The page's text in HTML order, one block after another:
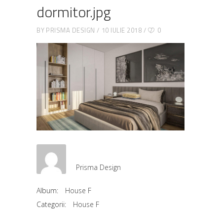
dormitor.jpg
BY PRISMA DESIGN 10 IULIE 2018 0
Prisma Design
Album:
House F
Categorii:
House F